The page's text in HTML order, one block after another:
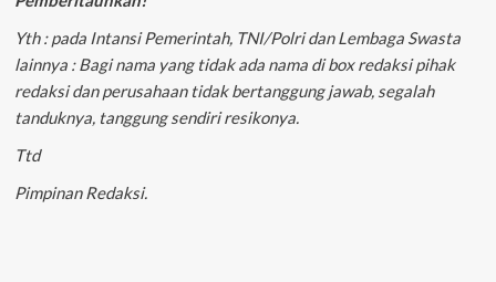
Yth : pada Intansi Pemerintah, TNI/Polri dan Lembaga Swasta
lainnya : Bagi nama yang tidak ada nama di box redaksi pihak
redaksi dan perusahaan tidak bertanggung jawab, segalah
tanduknya, tanggung sendiri resikonya.
Ttd
Pimpinan Redaksi.